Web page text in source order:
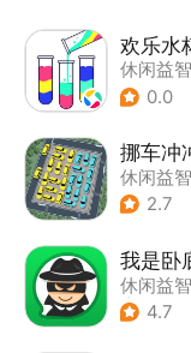
欢乐水
休闲益智
0.0
挪车冲
休闲益智
2.7
我是卧
休闲益智
| 派对游
4.7